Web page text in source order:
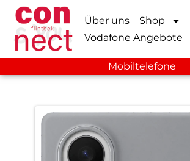
Über uns Shop
Vodafone Angebote
Mobiltelefone